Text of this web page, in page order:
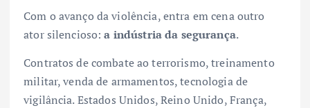
Com o avanço da violência, entra em cena outro
ator silencioso:a indústria da segurança.
Contratos de combate ao terrorismo, treinamento
militar, venda de armamentos, tecnologia de
vigilância. Estados Unidos, Reino Unido, França,